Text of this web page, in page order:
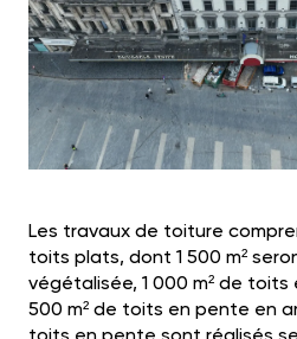
Les travaux de toiture
toits plats, dont 1 500 m²
végétalisée, 1 000 m² de
500 m² de toits en pente en